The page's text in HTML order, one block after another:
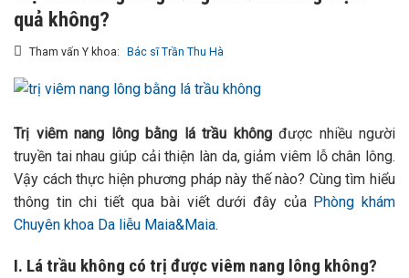
quả không?
Tham vấn Y khoa: Bác sĩ Trần Thu Hà
Trị viêm nang lông bằng lá trầu không được nhiều người
truyền tai nhau giúp cải thiện làn da, giảm viêm lỗ chân lông.
Vậy cách thực hiện phương pháp này thế nào? Cùng tìm hiểu
thông tin chi tiết qua bài viết dưới đây của Phòng khám
Chuyên khoa Da liễu Maia&Maia.
I. Lá trầu không có trị được viêm nang lông không?